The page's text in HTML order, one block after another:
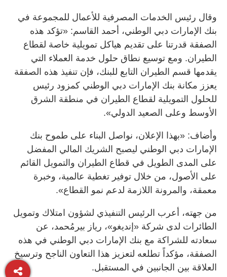
وقال رئيس الخدمات المصرفية للأعمال للمجموعة في
بنك الإمارات دبي الوطني، أحمد القاسم: «تؤكد هذه
الصفقة قدرتنا على تقديم هياكل تمويلية خاصة لقطاع
الطيران. ومع توسيع نطاق حلول خدمة العملاء التي
يقدمها قسم الطيران التابع للبنك، فإن تنفيذ هذه الصفقة
يعزز مكانة بنك الإمارات دبي الوطني كمزود رئيس
للحلول التمويلية لقطاع الطيران في منطقة الشرق
الأوسط وعلى الصعيد الدولي».
وأضاف: «بهذا الإعلان، نواصل البناء على طموح بنك
الإمارات دبي الوطني ليصبح الشريك المالي المفضل
على المدى الطويل في قطاع الطيران والتمويل القائم
على الأصول، من خلال توفير تغطية عالمية، وخبرة
معمقة، والمرونة اللازمة لدعم نمو القطاع».
من جهته، أعرب الرئيس التنفيذي لشؤون امتلاك وتمويل
الطائرات لدى شركة «إنديغو»، رياز بيرمُحمد، عن
سعادته للشراكة مع بنك الإمارات دبي الوطني في هذه
الصفقة، مؤكداً تطلعه لتعزيز هذا التعاون الناجح وترسيخ
العلاقة بين الجانبين في المستقبل.